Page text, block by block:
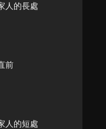
人的長處
前
人的短處